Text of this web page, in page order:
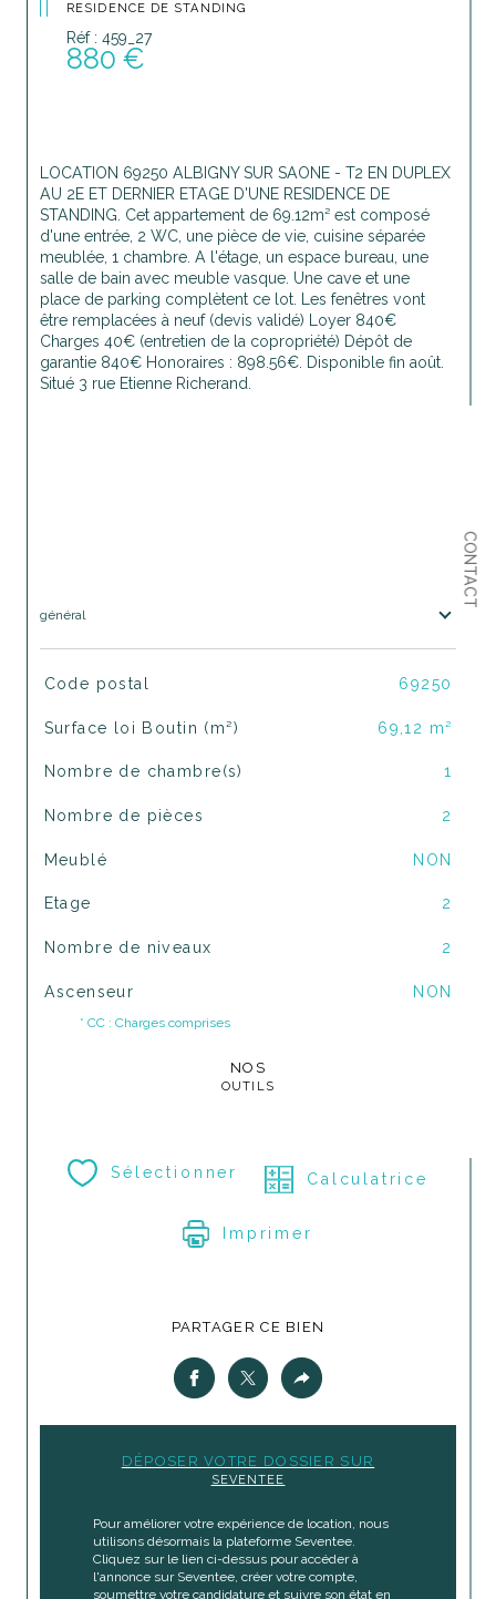
CONTACT
RESIDENCE DE STANDING
Réf : 459_27
880 €
LOCATION 69250 ALBIGNY SUR SAONE - T2 EN DUPLEX
AU 2E ET DERNIER ETAGE D'UNE RESIDENCE DE
STANDING. Cet appartement de 69.12m² est composé
d'une entrée, 2 WC, une pièce de vie, cuisine séparée
meublée, 1 chambre. A l'étage, un espace bureau, une
salle de bain avec meuble vasque. Une cave et une
place de parking complètent ce lot. Les fenêtres vont
être remplacées à neuf (devis validé) Loyer 840€
Charges 40€ (entretien de la copropriété) Dépôt de
garantie 840€ Honoraires : 898.56€. Disponible fin août.
Situé 3 rue Etienne Richerand.
général
TRAD_SIROCCO_Caracteristique
Code postal 69250
Surface loi Boutin (m²) 69,12 m²
Nombre de chambre(s) 1
Nombre de pièces 2
Meublé NON
Etage 2
Nombre de niveaux 2
Ascenseur NON
* CC : Charges comprises
NOS
OUTILS
Sélectionner Calculatrice
Imprimer
PARTAGER CE BIEN
DÉPOSER VOTRE DOSSIER SUR
SEVENTEE
Pour améliorer votre expérience de location, nous
utilisons désormais la plateforme Seventee.
Cliquez sur le lien ci-dessus pour accéder à
l'annonce sur Seventee, créer votre compte,
soumettre votre candidature et suivre son état en